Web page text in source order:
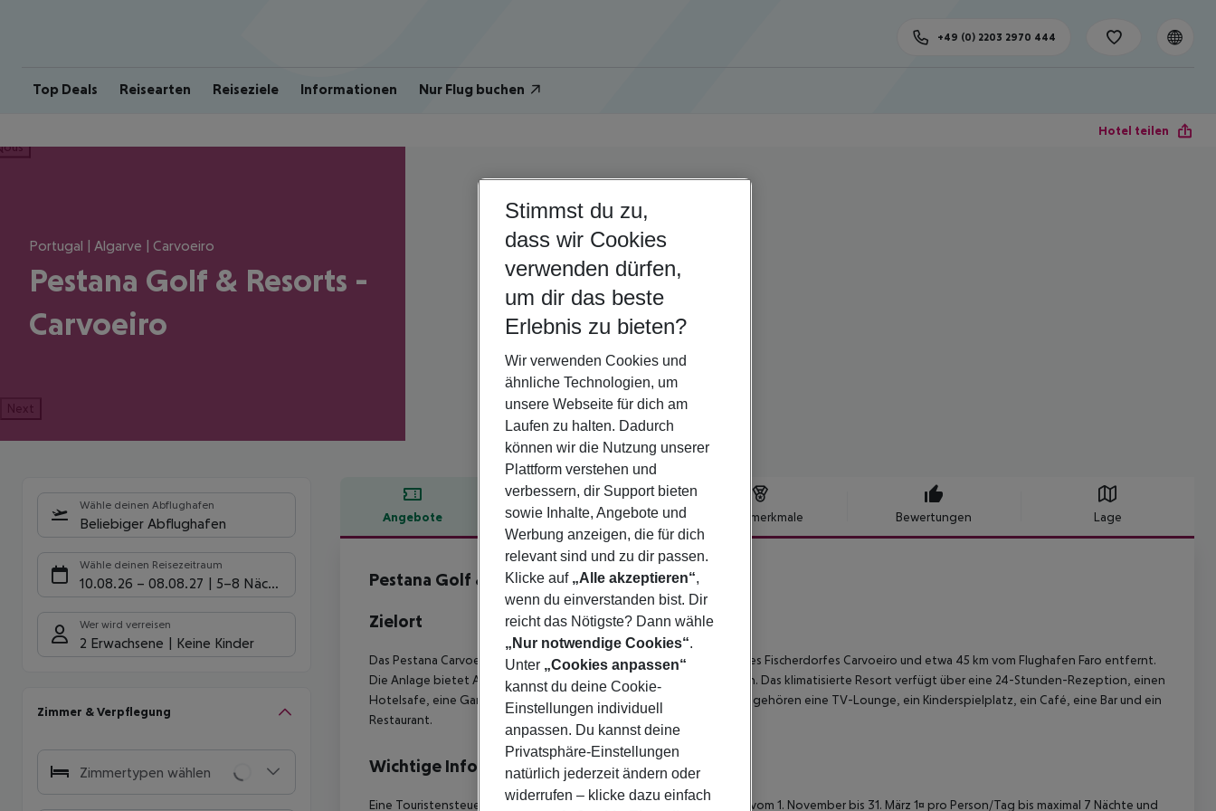
Top Deals Reisearten Reiseziele Informationen Nur Flug buchen
+49 (0) 2203 2970 444
Hotel teilen
Portugal | Algarve | Carvoeiro
Pestana Golf & Resorts -
Carvoeiro
Next
Wähle deinen Abflughafen
Beliebiger Abflughafen
Wähle deinen Reisezeitraum
10.08.26 – 08.08.27 5-8 Nächte
Wer wird verreisen
2 Erwachsene Keine Kinder
Zimmer & Verpflegung
Zimmertypen wählen
Angebote Hotelbeschreibung Hotelmerkmale Bewertungen Lage
Hotelbeschreibung
Pestana Golf & Resorts - Carvoeiro 0
Zielort
Das Pestana Carvoeiro Golfe - AL liegt an der Algarve, in der Nähe des Fischerdorfes Carvoeiro und etwa 45 km vom Flughafen Faro entfernt.
Die Anlage bietet Apartments und Villen inmitten gepflegter Gärten. Das klimatisierte Resort verfügt über eine 24-Stunden-Rezeption, einen
Hotelsafe, eine Garderobe und eine Wechselstube. Zur Ausstattung gehören eine TV-Lounge, ein Kinderspielplatz, ein Café, eine Bar und ein
Restaurant.
Wichtige Informationen
Eine Touristensteuer wird fällig wie folgt : Für Personen ab 13 Jahren vom 1. November bis 31. März 1¤ pro Person/Tag bis maximal 7 Nächte und
Stimmst du zu,
dass wir Cookies
verwenden dürfen,
um dir das beste
Erlebnis zu bieten?
Wir verwenden Cookies und
ähnliche Technologien, um
unsere Webseite für dich am
Laufen zu halten. Dadurch
können wir die Nutzung unserer
Plattform verstehen und
verbessern, dir Support bieten
sowie Inhalte, Angebote und
Werbung anzeigen, die für dich
relevant sind und zu dir passen.
Klicke auf „Alle akzeptieren“,
wenn du einverstanden bist. Dir
reicht das Nötigste? Dann wähle
„Nur notwendige Cookies“.
Unter „Cookies anpassen“
kannst du deine Cookie-
Einstellungen individuell
anpassen. Du kannst deine
Privatsphäre-Einstellungen
natürlich jederzeit ändern oder
widerrufen – klicke dazu einfach